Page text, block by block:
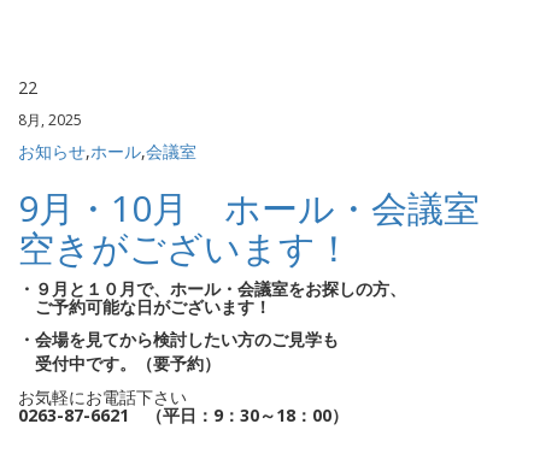
22
8月, 2025
お知らせ,ホール,会議室
9月・10月 ホール・会議室
空きがございます！
・９月と１０月で、ホール・会議室をお探しの方、
ご予約可能な日がございます！
・会場を見てから検討したい方のご見学も
受付中です。（要予約）
お気軽にお電話下さい
0263-87-6621 （平日：9：30～18：00）